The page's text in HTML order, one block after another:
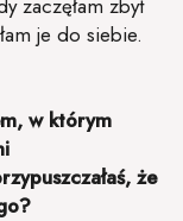
je do siebie.
w którym
że